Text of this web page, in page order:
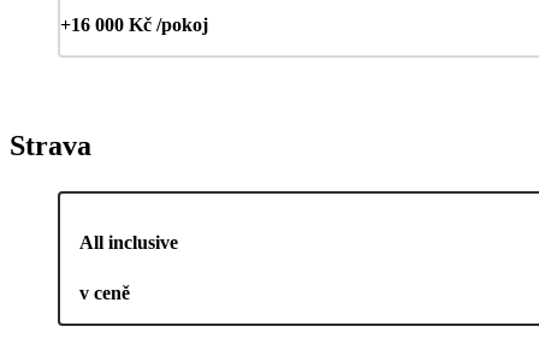
+16 000 Kč /pokoj
Strava
All inclusive
v ceně